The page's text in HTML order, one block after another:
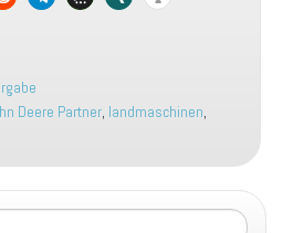
Deere Partner, landmaschinen,